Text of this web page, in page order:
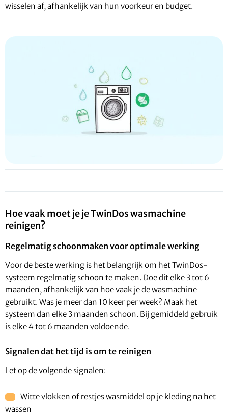
wisselen af, afhankelijk van hun voorkeur en budget.
Hoe vaak moet je je TwinDos wasmachine
reinigen?
Regelmatig schoonmaken voor optimale werking
Voor de beste werking is het belangrijk om het TwinDos-
systeem regelmatig schoon te maken. Doe dit elke 3 tot 6
maanden, afhankelijk van hoe vaak je de wasmachine
gebruikt. Was je meer dan 10 keer per week? Maak het
systeem dan elke 3 maanden schoon. Bij gemiddeld gebruik
is elke 4 tot 6 maanden voldoende.
Signalen dat het tijd is om te reinigen
Let op de volgende signalen:
Witte vlokken of restjes wasmiddel op je kleding na het
wassen